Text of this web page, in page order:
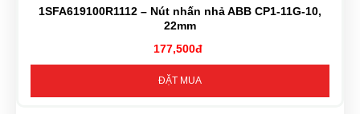
1SFA619100R1112 – Nút nhấn nhả ABB CP1-11G-10,
22mm
177,500đ
ĐẶT MUA